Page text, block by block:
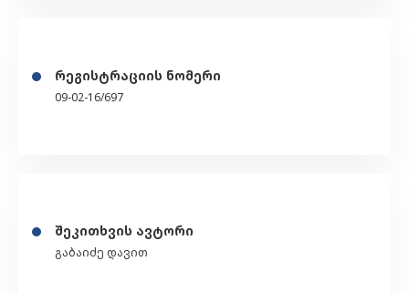
რეგისტრაციის ნომერი
09-02-16/697
შეკითხვის ავტორი
გაბაიძე დავით